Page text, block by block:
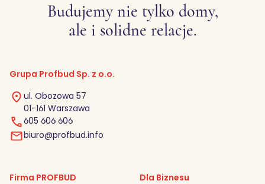
Budujemy nie tylko domy,
ale i solidne relacje.
Grupa Profbud Sp. z o.o.
ul. Obozowa 57
01-161 Warszawa
605 606 606
biuro@profbud.info
Firma PROFBUD
Dla Biznesu